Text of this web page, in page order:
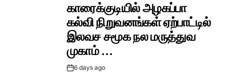
காரைக்குடியில் அழகப்பா
கல்வி நிறுவனங்கள் ஏற்பாட்டில்
இலவச சமூக நல மருத்துவ
முகாம் …
Post6 days ago